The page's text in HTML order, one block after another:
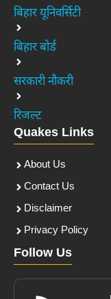
बिहार यूनिवर्सिटी
बिहार बोर्ड
सरकारी नौकरी
रिजल्ट
Quakes Links
About Us
Contact Us
Disclaimer
Privacy Policy
Follow Us